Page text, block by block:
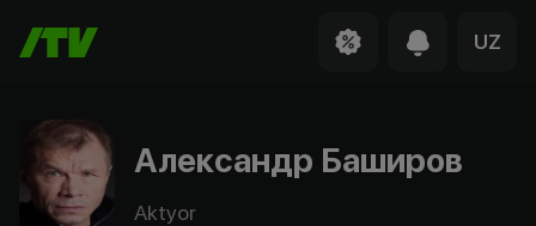
UZ
Александр Баширов
Aktyor